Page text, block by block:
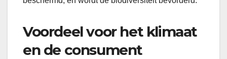
Voordeel voor het klimaat
en de consument